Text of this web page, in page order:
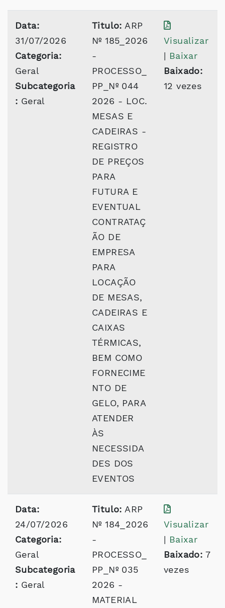
Data:
31/07/2026
Categoria:
Geral
Subcategoria
: Geral
Titulo: ARP
Nº 185_2026
-
PROCESSO_
PP_Nº 044
2026 - LOC.
MESAS E
CADEIRAS -
REGISTRO
DE PREÇOS
PARA
FUTURA E
EVENTUAL
CONTRATAÇ
ÃO DE
EMPRESA
PARA
LOCAÇÃO
DE MESAS,
CADEIRAS E
CAIXAS
TÉRMICAS,
BEM COMO
FORNECIME
NTO DE
GELO, PARA
ATENDER
ÀS
NECESSIDA
DES DOS
EVENTOS
Visualizar
| Baixar
Baixado:
12 vezes
Data:
24/07/2026
Categoria:
Geral
Subcategoria
: Geral
Titulo: ARP
Nº 184_2026
-
PROCESSO_
PP_Nº 035
2026 -
MATERIAL
Visualizar
| Baixar
Baixado: 7
vezes